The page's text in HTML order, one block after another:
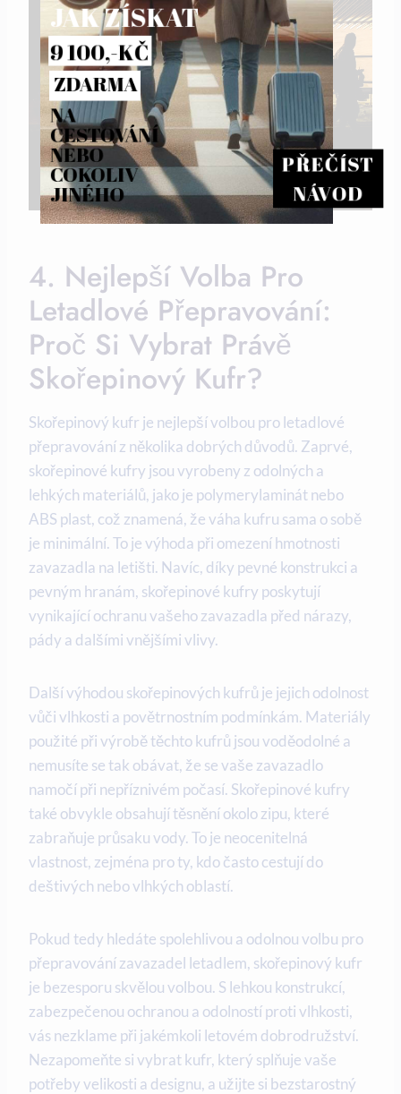
4. Nejlepší Volba Pro
Letadlové Přepravování:
Proč Si Vybrat Právě
Skořepinový Kufr?
Skořepinový kufr je nejlepší volbou pro letadlové
přepravování z několika dobrých důvodů. Zaprvé,
skořepinové kufry jsou vyrobeny z odolných a
lehkých materiálů, jako je polymerylaminát nebo
ABS plast, což znamená, že váha kufru sama o sobě
je minimální. To je výhoda při omezení hmotnosti
zavazadla na letišti. Navíc, díky pevné konstrukci a
pevným hranám, skořepinové kufry poskytují
vynikající ochranu vašeho zavazadla před nárazy,
pády a dalšími vnějšími vlivy.
Další výhodou skořepinových kufrů je jejich odolnost
vůči vlhkosti a povětrnostním podmínkám. Materiály
použité při výrobě těchto kufrů jsou voděodolné a
nemusíte se tak obávat, že se vaše zavazadlo
namočí při nepříznivém počasí. Skořepinové kufry
také obvykle obsahují těsnění okolo zipu, které
zabraňuje průsaku vody. To je neocenitelná
vlastnost, zejména pro ty, kdo často cestují do
deštivých nebo vlhkých oblastí.
Pokud tedy hledáte spolehlivou a odolnou volbu pro
přepravování zavazadel letadlem, skořepinový kufr
je bezesporu skvělou volbou. S lehkou konstrukcí,
zabezpečenou ochranou a odolností proti vlhkosti,
vás nezklame při jakémkoli letovém dobrodružství.
Nezapomeňte si vybrat kufr, který splňuje vaše
potřeby velikosti a designu, a užijte si bezstarostný
JAK ZÍSKAT
ZDARMA
PŘEČÍST
NÁVOD
9 100,-KČ
NA
CESTOVÁNÍ
NEBO
COKOLIV
JINÉHO